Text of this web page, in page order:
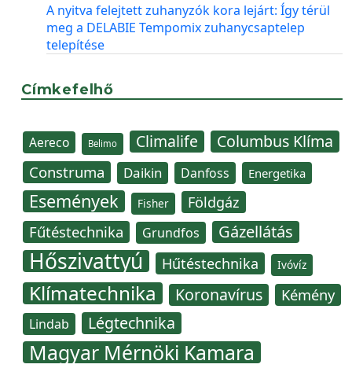
A nyitva felejtett zuhanyzók kora lejárt: Így térül
meg a DELABIE Tempomix zuhanycsaptelep
telepítése
Címkefelhő
Aereco Belimo Climalife Columbus Klíma
Construma Daikin Danfoss Energetika
Események Fisher Földgáz
Fűtéstechnika Grundfos Gázellátás
Hőszivattyú Hűtéstechnika Ivóvíz
Klímatechnika Koronavírus Kémény
Lindab Légtechnika
Magyar Mérnöki Kamara